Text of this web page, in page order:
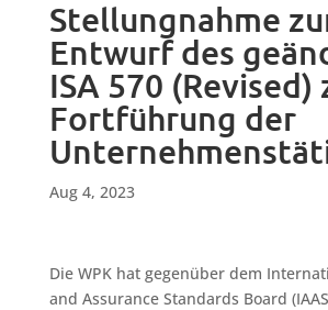
Stellungnahme
Entwurf des
ISA 570 (Revised)
Fortführung der
Aug 4, 2023
Die WPK hat gegenüber dem
and Assurance Standards Board